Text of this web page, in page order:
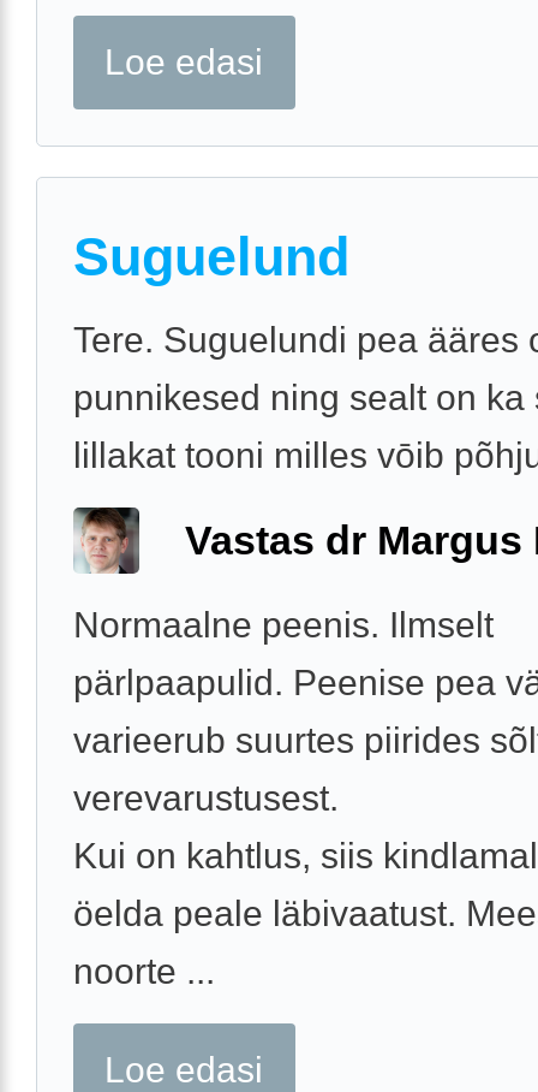
Loe edasi
Suguelund
Tere. Suguelundi pea ääres
punnikesed ning sealt on ka
lillakat tooni milles vōib
Vastas dr Margus
Normaalne peenis. Ilmselt
pärlpaapulid. Peenise pea
varieerub suurtes piirides
verevarustusest.
Kui on kahtlus, siis
öelda peale läbivaatust.
noorte ...
Loe edasi